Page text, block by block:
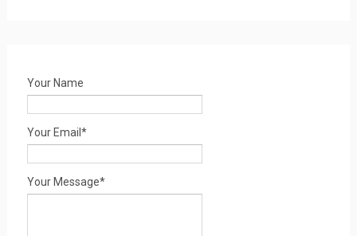
Your Name
Your Email*
Your Message*